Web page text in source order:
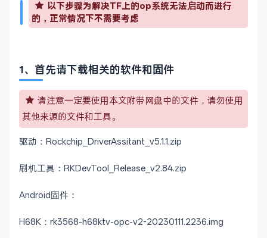
以下步骤为解决TF上的op系统无法启动而进行
的，正常情况下不需要考虑
1、首先请下载相关的软件和固件
请注意一定要使用本文附带网盘中的文件，请勿使用
其他来源的文件和工具。
驱动：Rockchip_DriverAssitant_v5.1.1.zip
刷机工具：RKDevTool_Release_v2.84.zip
Android固件：
H68K：rk3568-h68ktv-opc-v2-20230111.2236.img